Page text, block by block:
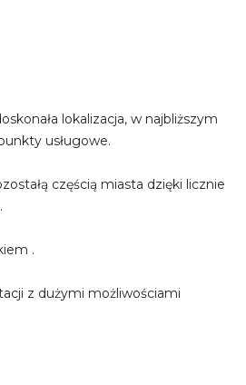
lokalizacja, w najbliższym
usługowe.
częścią miasta dzięki licznie
.
z dużymi możliwościami